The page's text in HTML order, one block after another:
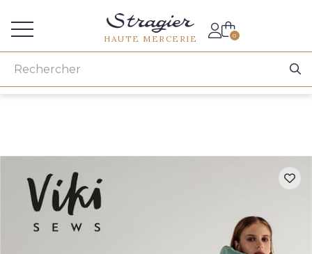
HAUTE MERCERIE 0